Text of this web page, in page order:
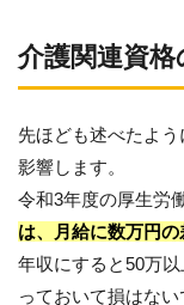
介護関連資
先ほども述べたよ
影響します。
令和3年度の厚生労
は、月給に数万円の
年収にすると50万
っておいて損はない